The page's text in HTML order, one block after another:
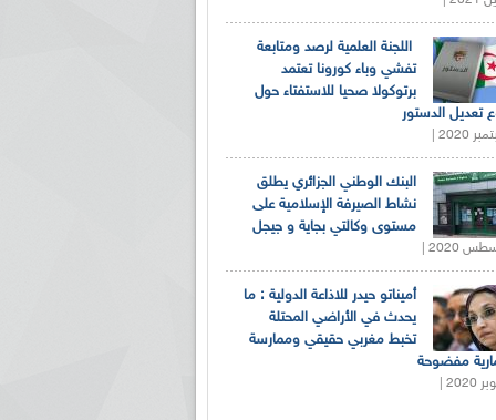
اللجنة العلمية لرصد ومتابعة
تفشي وباء كورونا تعتمد
برتوكولا صحيا للاستفتاء حول
تعديل الدستور
البنك الوطني الجزائري يطلق
نشاط الصيرفة الإسلامية على
مستوى وكالتي بجاية و جيجل
أميناتو حيدر للاذاعة الدولية : ما
يحدث في الأراضي المحتلة
تخبط مغربي حقيقي وممارسة
مفضوحة